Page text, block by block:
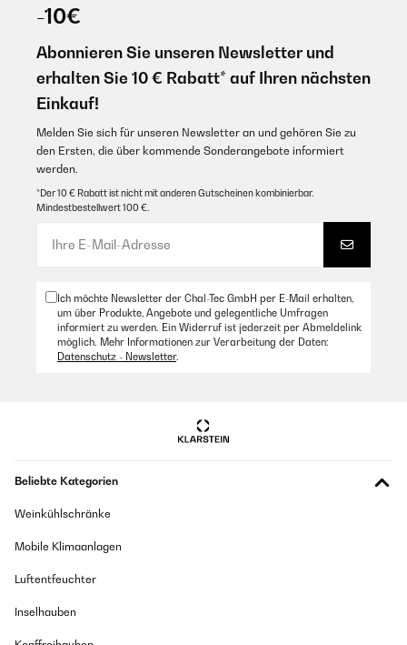
-10€
Abonnieren Sie unseren Newsletter und
erhalten Sie 10 € Rabatt* auf Ihren nächsten
Einkauf!
Melden Sie sich für unseren Newsletter an und gehören Sie zu
den Ersten, die über kommende Sonderangebote informiert
werden.
*Der 10 € Rabatt ist nicht mit anderen Gutscheinen kombinierbar.
Mindestbestellwert 100 €.
Ich möchte Newsletter der Chal-Tec GmbH per E-Mail erhalten,
um über Produkte, Angebote und gelegentliche Umfragen
informiert zu werden. Ein Widerruf ist jederzeit per Abmeldelink
möglich. Mehr Informationen zur Verarbeitung der Daten:
Datenschutz - Newsletter.
Beliebte Kategorien
Weinkühlschränke
Mobile Klimaanlagen
Luftentfeuchter
Inselhauben